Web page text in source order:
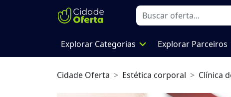
Explorar Categorias expand_more Explorar Parceiros
Cidade Oferta Estética corporal Clínica